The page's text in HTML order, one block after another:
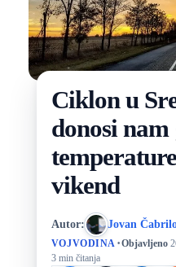
Ciklon u
donosi
vikend
Autor: Jovan
VOJVODINA ·Objavljeno
3 min čitanja